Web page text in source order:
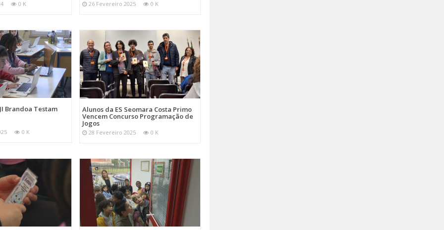
0 K 26 Fevereiro 2025 0 K
Brandoa Testam
0 K
Alunos da ES Seomara Costa Primo
Vencem Concurso Programação de
Jogos
28 Fevereiro 2025 0 K